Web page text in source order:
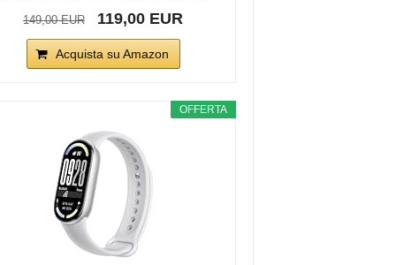
149,00 EUR 119,00 EUR
Acquista su Amazon
OFFERTA